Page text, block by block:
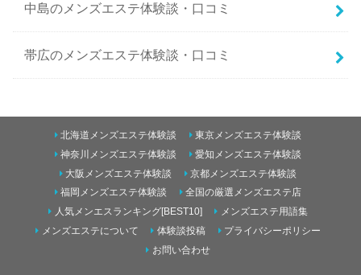
中島のメンズエステ体験談・口コミ
帯広のメンズエステ体験談・口コミ
東のメンズエステ体験談・口コミ
すすきののメンズエステ体験談・口コミ
五所川原のメンズエステ体験談・口コミ
北海道メンズエステ体験談
東京メンズエステ体験談
神奈川メンズエステ体験談
愛知メンズエステ体験談
大阪メンズエステ体験談
京都メンズエステ体験談
福岡メンズエステ体験談
全国の厳選メンズエステ店
人気メンエスランキング[BEST10]
メンズエステ用語集
メンズエステについて
体験談投稿
プライバシーポリシー
お問い合わせ